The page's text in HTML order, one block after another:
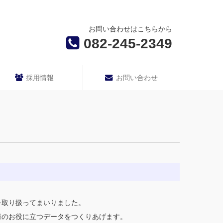
お問い合わせはこちらから
082-245-2349
採用情報 お問い合わせ
り扱ってまいりました。
お役に立つデータをつくりあげます。